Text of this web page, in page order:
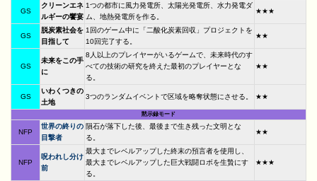
GS
クリーンエネ
ルギーの饗宴
1つの都市に風力発電所、太陽光発電所、水力発電ダ
ム、地熱発電所を作る。
★★★
GS
脱炭素社会を
目指して
1回のゲーム中に「二酸化炭素回収」プロジェクトを
10回完了する。
★★
GS
未来をこの手
に
8人以上のプレイヤーがいるゲームで、未来時代のす
べての技術の研究を終えた最初のプレイヤーとな
る。
★★
GS
いわくつきの
土地
3つのランダムイベントで区域を略奪状態にさせる。 ★★
黙示録モード
NFP
世界の終りの
目撃者
隕石が落下した後、最後まで生き残った文明とな
る。
★★
NFP
呪われし分け
前
最大までレベルアップした終末の預言者を使用し、
最大までレベルアップした巨大戦闘ロボを生贄にす
る。
★★★